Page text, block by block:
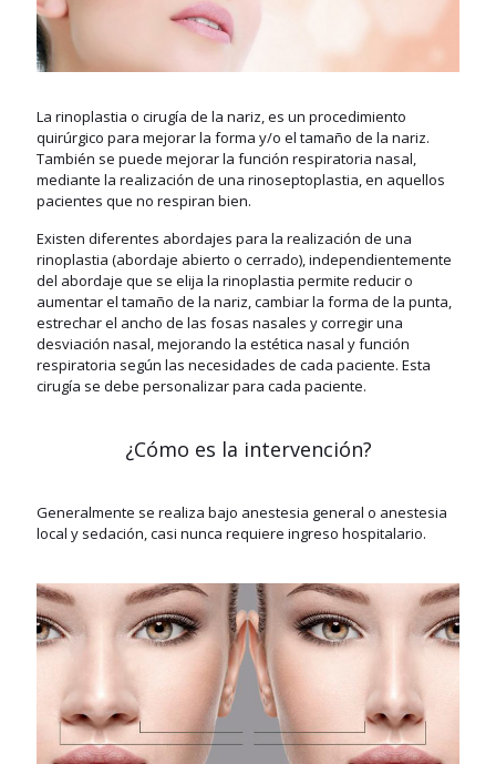
La rinoplastia o cirugía de la nariz, es un procedimiento
quirúrgico para mejorar la forma y/o el tamaño de la nariz.
También se puede mejorar la función respiratoria nasal,
mediante la realización de una rinoseptoplastia, en aquellos
pacientes que no respiran bien.
Existen diferentes abordajes para la realización de una
rinoplastia (abordaje abierto o cerrado), independientemente
del abordaje que se elija la rinoplastia permite reducir o
aumentar el tamaño de la nariz, cambiar la forma de la punta,
estrechar el ancho de las fosas nasales y corregir una
desviación nasal, mejorando la estética nasal y función
respiratoria según las necesidades de cada paciente. Esta
cirugía se debe personalizar para cada paciente.
¿Cómo es la intervención?
Generalmente se realiza bajo anestesia general o anestesia
local y sedación, casi nunca requiere ingreso hospitalario.